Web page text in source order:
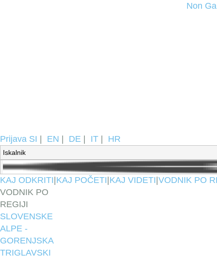
Non
Prijava SI EN DE IT HR
KAJ ODKRITI KAJ POČETI KAJ VIDETI VODNIK PO
VODNIK PO
REGIJI
SLOVENSKE
ALPE -
GORENJSKA
TRIGLAVSKI